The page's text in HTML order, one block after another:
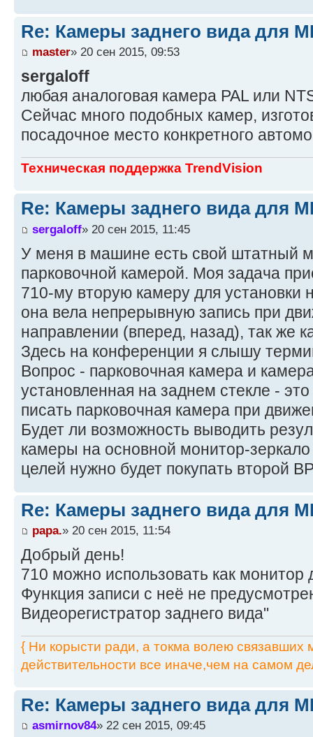
Re: Камеры заднего вида для
master» 20 сен 2015, 09:53
sergaloff
любая аналоговая камера PAL или
Сейчас много подобных камер,
посадочное место конкретного
Техническая поддержка TrendVision
Re: Камеры заднего вида для
sergaloff» 20 сен 2015, 11:45
У меня в машине есть свой штатный
парковочной камерой. Моя задача
710-му вторую камеру для установки
она вела непрерывную запись при
направлении (вперед, назад), так же
Здесь на конференции я слышу
Вопрос - парковочная камера и
установленная на заднем стекле -
писать парковочная камера при
Будет ли возможность выводить
камеры на основной монитор-
целей нужно будет покупать второй
Re: Камеры заднего вида для
papa.» 20 сен 2015, 11:54
Добрый день!
710 можно использовать как монитор
Функция записи с неё не
Видеорегистратор заднего вида"
{ Ни корысти ради, а токма волею связавших
действительности все иначе,чем на самом
Re: Камеры заднего вида для
asmirnov84» 22 сен 2015, 09:45